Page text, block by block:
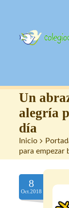
Un
alegría
día
Inicio >
para empezar
8
Oct.2018